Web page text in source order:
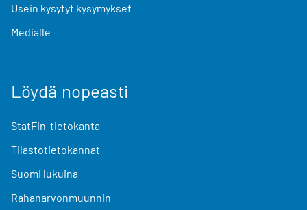
Usein kysytyt kysymykset
Medialle
Löydä nopeasti
StatFin-tietokanta
Tilastotietokannat
Suomi lukuina
Rahanarvonmuunnin